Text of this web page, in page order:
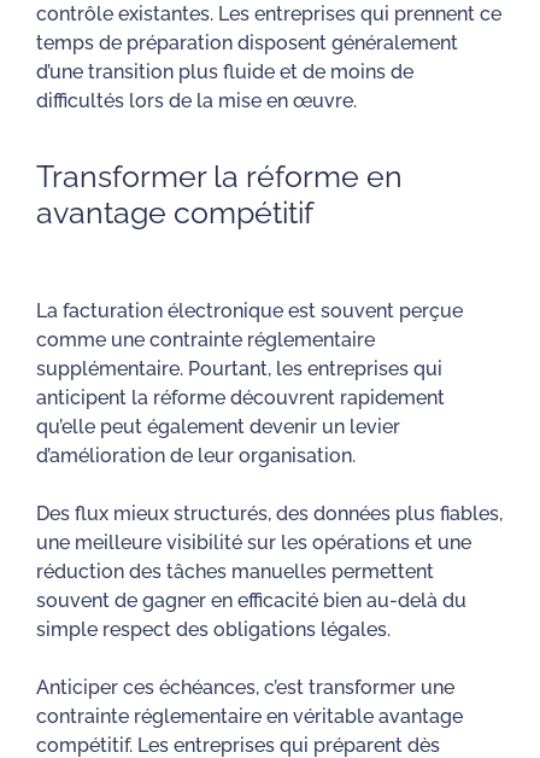
contrôle existantes. Les entreprises qui prennent ce
temps de préparation disposent généralement
d’une transition plus fluide et de moins de
difficultés lors de la mise en œuvre.
Transformer la réforme en
avantage compétitif
La facturation électronique est souvent perçue
comme une contrainte réglementaire
supplémentaire. Pourtant, les entreprises qui
anticipent la réforme découvrent rapidement
qu’elle peut également devenir un levier
d’amélioration de leur organisation.
Des flux mieux structurés, des données plus fiables,
une meilleure visibilité sur les opérations et une
réduction des tâches manuelles permettent
souvent de gagner en efficacité bien au-delà du
simple respect des obligations légales.
Anticiper ces échéances, c’est transformer une
contrainte réglementaire en véritable avantage
compétitif. Les entreprises qui préparent dès